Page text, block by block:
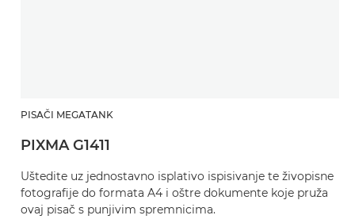
PISAČI MEGATANK
PIXMA G1411
Uštedite uz jednostavno isplativo ispisivanje te živopisne
fotografije do formata A4 i oštre dokumente koje pruža
ovaj pisač s punjivim spremnicima.